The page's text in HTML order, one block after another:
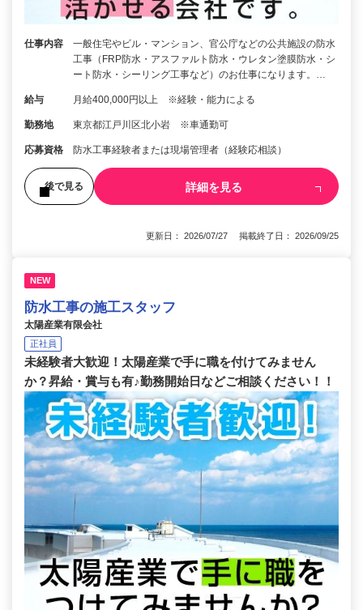
仕事内容
一般住宅やビル・マンション、官公庁などの公共施設の防水
工事（FRP防水・アスファルト防水・ウレタン塗膜防水・シ
ート防水・シーリング工事など）のお仕事になります。…
給与 月給400,000円以上 ※経験・能力による
勤務地 東京都江戸川区北小岩 ※車通勤可
応募資格 防水工事経験者または現場管理者（経験応相談）
後で見る 詳細を見る
更新日： 2026/07/27 掲載終了日： 2026/09/25
NEW
防水工事の施工スタッフ
太陽産業有限会社
正社員
未経験者大歓迎！太陽産業で手に職を付けてみません
か？昇給・賞与も有♪勤務開始日などご相談ください！！